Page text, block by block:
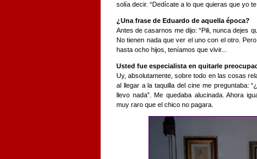
solía decir. “Dedícate a lo que quieras que yo te
¿Una frase de Eduardo de aquella época?
Antes de casarnos me dijo: “Pili, nunca dejes
No tienen nada que ver el uno con el otro.
hasta ocho hijos, teníamos que vivir...
Usted fue especialista en quitarle
Uy, absolutamente, sobre todo en las cosas
al llegar a la taquilla del cine me preguntaba:
llevo nada”. Me quedaba alucinada. Ahora
muy raro que el chico no pagara.